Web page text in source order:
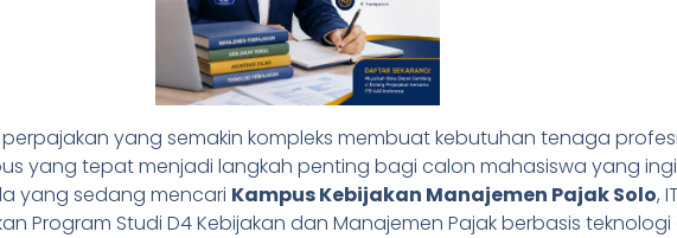
yang semakin kompleks membuat kebutuhan tenaga
yang tepat menjadi langkah penting bagi calon mahasiswa yang
yang sedang mencari Kampus Kebijakan Manajemen Pajak Solo,
Program Studi D4 Kebijakan dan Manajemen Pajak berbasis